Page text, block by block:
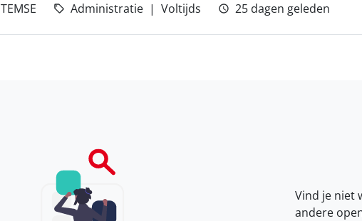
TEMSE Administratie Voltijds 25 dagen geleden
Vind je niet
andere